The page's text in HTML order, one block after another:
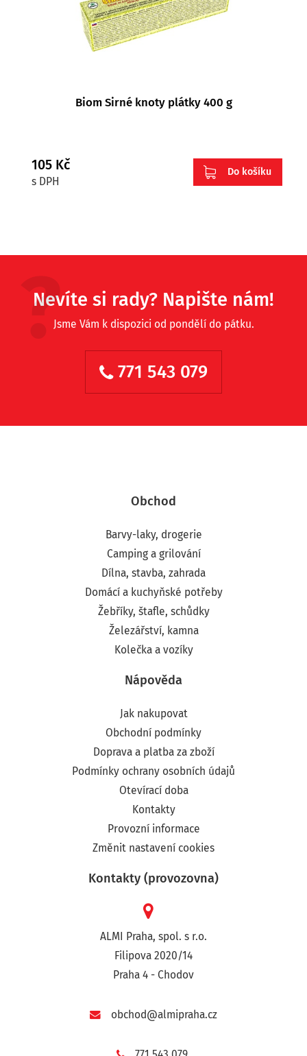
Biom Sirné knoty plátky 400 g
105 Kč
s DPH
Do košíku
Nevíte si rady? Napište nám!
Jsme Vám k dispozici od pondělí do pátku.
771 543 079
Obchod
Barvy-laky, drogerie
Camping a grilování
Dílna, stavba, zahrada
Domácí a kuchyňské potřeby
Žebříky, štafle, schůdky
Železářství, kamna
Kolečka a vozíky
Nápověda
Jak nakupovat
Obchodní podmínky
Doprava a platba za zboží
Podmínky ochrany osobních údajů
Otevírací doba
Kontakty
Provozní informace
Změnit nastavení cookies
Kontakty (provozovna)
ALMI Praha, spol. s r.o.
Filipova 2020/14
Praha 4 - Chodov
obchod@almipraha.cz